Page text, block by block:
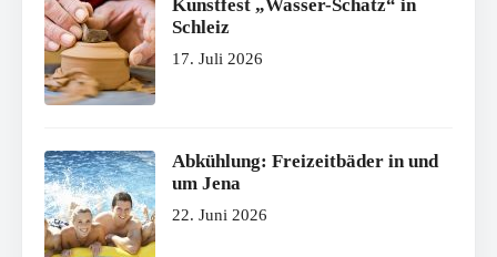
Kunstfest „Wasser-Schatz“ in
Schleiz
17. Juli 2026
Abkühlung: Freizeitbäder in und
um Jena
22. Juni 2026